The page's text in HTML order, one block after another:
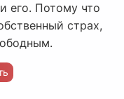
его. Потому что
страх,